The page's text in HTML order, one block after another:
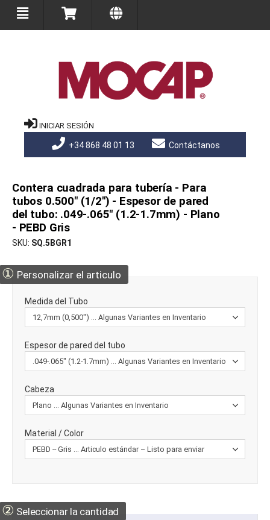
INICIAR SESIÓN
+34 868 48 01 13 Contáctanos
Contera cuadrada para tubería - Para
tubos 0.500" (1/2") - Espesor de pared
del tubo: .049-.065" (1.2-1.7mm) - Plano
- PEBD Gris
SKU SQ.5BGR1
① Personalizar el articulo
Medida del Tubo
Espesor de pared del tubo
Cabeza
Material / Color
② Seleccionar la cantidad